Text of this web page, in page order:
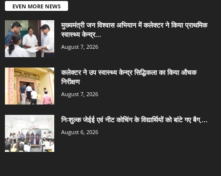
EVEN MORE NEWS
मुख्यमंत्री जन विश्वास अभियान में कलेक्टर ने किया प्राथमिक
स्वास्थ्य केन्द्र...
August 7, 2026
कलेक्टर ने उप स्वास्थ्य केन्द्र सिद्धिकला का किया औचक
निरीक्षण
August 7, 2026
निःशुल्क जेईई एवं नीट कोचिंग के विद्यार्थियों को बांटे गए बैग,...
August 6, 2026